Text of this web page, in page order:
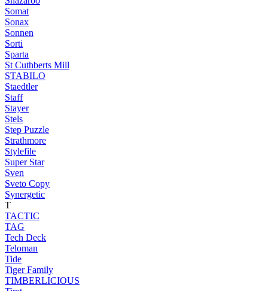
Somat
Sonax
Sonnen
Sorti
Sparta
St Cuthberts Mill
STABILO
Staedtler
Staff
Stayer
Stels
Step Puzzle
Strathmore
Stylefile
Super Star
Sven
Sveto Copy
Synergetic
T
TACTIC
TAG
Tech Deck
Teloman
Tide
Tiger Family
TIMBERLICIOUS